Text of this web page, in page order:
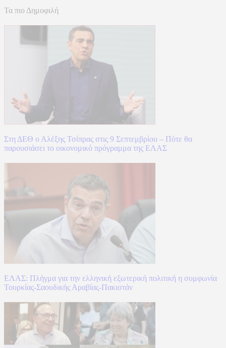
Τα πιο Δημοφιλή
Στη ΔΕΘ ο Αλέξης Τσίπρας στις 9 Σεπτεμβρίου – Πότε θα
παρουσιάσει το οικονομικό πρόγραμμα της ΕΛΑΣ
ΕΛΑΣ: Πλήγμα για την ελληνική εξωτερική πολιτική η συμφωνία
Τουρκίας-Σαουδικής Αραβίας-Πακιστάν